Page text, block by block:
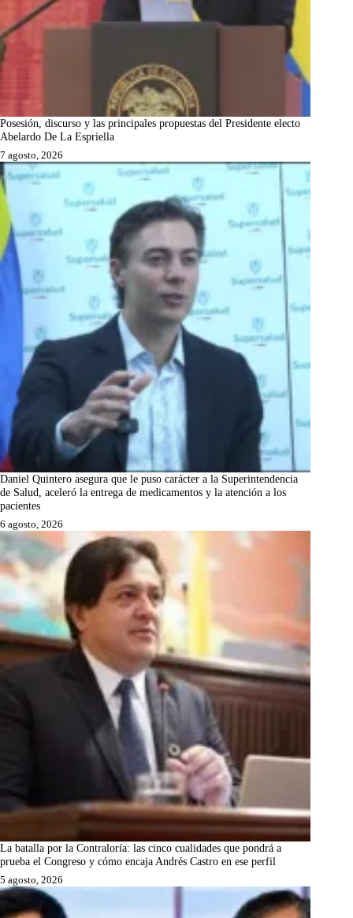
Posesión, discurso y las principales propuestas del Presidente electo
Abelardo De La Espriella
7 agosto, 2026
Daniel Quintero asegura que le puso carácter a la Superintendencia
de Salud, aceleró la entrega de medicamentos y la atención a los
pacientes
6 agosto, 2026
La batalla por la Contraloría: las cinco cualidades que pondrá a
prueba el Congreso y cómo encaja Andrés Castro en ese perfil
5 agosto, 2026